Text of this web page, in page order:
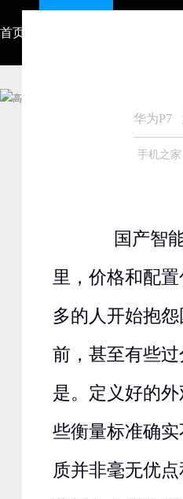
首页
华为P7
手机之家
国产智能
里，价格和配
多的人开始抱
前，甚至有些
是。定义好的
些衡量标准确
质并非毫无优